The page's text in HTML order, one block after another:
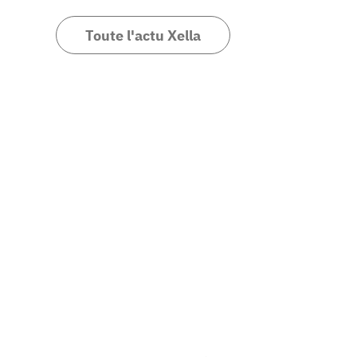
Toute l'actu Xella